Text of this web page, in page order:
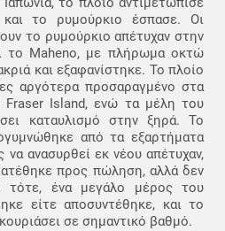
το ρυμούρκιο έσπασε. Οι
το ρυμούρκιο απέτυχαν στην
το Maheno, με πλήρωμα οκτώ
και εξαφανίστηκε. Το πλοίο
αργότερα προσαραγμένο στα
Fraser Island, ενώ τα μέλη του
καταυλισμό στην ξηρά. Το
από τα εξαρτήματα
ανασυρθεί εκ νέου απέτυχαν,
προς πώληση, αλλά δεν
τότε, ένα μεγάλο μέρος του
είτε αποσυντέθηκε, και το
σε σημαντικό βαθμό.